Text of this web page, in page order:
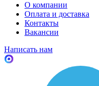
О компании
Оплата и доставка
Контакты
Вакансии
Написать нам